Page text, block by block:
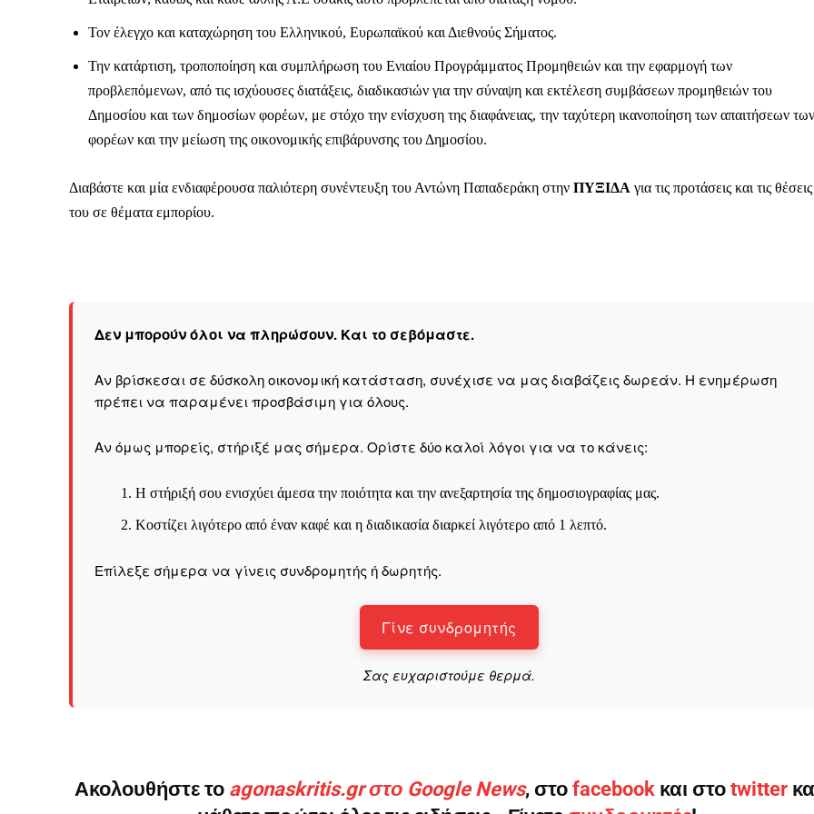
Τον έλεγχο και καταχώρηση του Ελληνικού, Ευρωπαϊκού και Διεθνούς Σήματος.
Την κατάρτιση, τροποποίηση και συμπλήρωση του Ενιαίου Προγράμματος Προμηθειών και την εφαρμογή των
προβλεπόμενων, από τις ισχύουσες διατάξεις, διαδικασιών για την σύναψη και εκτέλεση συμβάσεων προμηθειών του
Δημοσίου και των δημοσίων φορέων, με στόχο την ενίσχυση της διαφάνειας, την ταχύτερη ικανοποίηση των απαιτήσεων των
φορέων και την μείωση της οικονομικής επιβάρυνσης του Δημοσίου.
Διαβάστε και μία ενδιαφέρουσα παλιότερη συνέντευξη του Αντώνη Παπαδεράκη στην ΠΥΞΙΔΑ για τις προτάσεις και τις θέσεις
του σε θέματα εμπορίου.
Δεν μπορούν όλοι να πληρώσουν. Και το σεβόμαστε.
Αν βρίσκεσαι σε δύσκολη οικονομική κατάσταση, συνέχισε να μας διαβάζεις δωρεάν. Η ενημέρωση
πρέπει να παραμένει προσβάσιμη για όλους.
Αν όμως μπορείς, στήριξέ μας σήμερα. Ορίστε δύο καλοί λόγοι για να το κάνεις:
Η στήριξή σου ενισχύει άμεσα την ποιότητα και την ανεξαρτησία της δημοσιογραφίας μας.
Κοστίζει λιγότερο από έναν καφέ και η διαδικασία διαρκεί λιγότερο από 1 λεπτό.
Επίλεξε σήμερα να γίνεις συνδρομητής ή δωρητής.
Γίνε συνδρομητής
Σας ευχαριστούμε θερμά.
Ακολουθήστε το agonaskritis.gr στο Google News, στο facebook και στο twitter